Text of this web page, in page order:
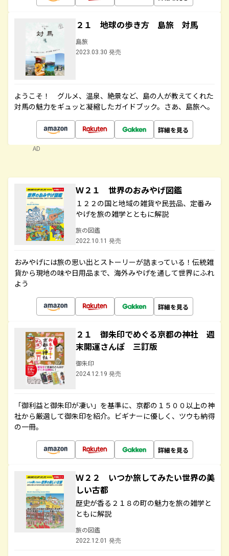
２１ 地球の歩き方 島旅 対馬
島旅
2023.03.30 発売
ようこそ！ グルメ、温泉、絶景など、島の人が教えてくれた
対馬の魅力をギュッと凝縮したガイドブック。さあ、島旅へ。
詳細を見る
AD
Ｗ２１ 世界のおみやげ図鑑
１２２の国と地域の雑貨や民芸品、定番み
やげを旅の雑学とともに解説
旅の図鑑
2022.10.11 発売
おみやげには旅の思い出とストーリーが詰まっている！伝統雑
貨から現地の味や日用品まで、海外みやげを通して世界にふれ
よう
詳細を見る
２１ 御朱印でめぐる京都の神社 週
末開運さんぽ 三訂版
御朱印
2024.12.19 発売
「御利益と御朱印が凄い」を基準に、京都の１５００以上の神
社から厳選して御朱印を紹介。ビギナーに優しく、ツウも納得
の一冊。
詳細を見る
Ｗ２２ いつか旅してみたい世界の美
しい古都
歴史が香る２１８の町の魅力を旅の雑学と
ともに解説
旅の図鑑
2022.12.01 発売